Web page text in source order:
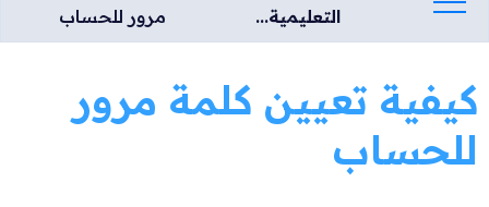
التعليمية...
مرور للحساب
كيفية تعيين كلمة مرور
للحساب